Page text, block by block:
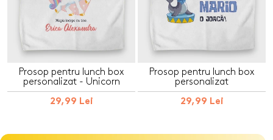
Prosop pentru lunch box
personalizat - Unicorn
29,99 Lei
Prosop pentru lunch box
personalizat
29,99 Lei